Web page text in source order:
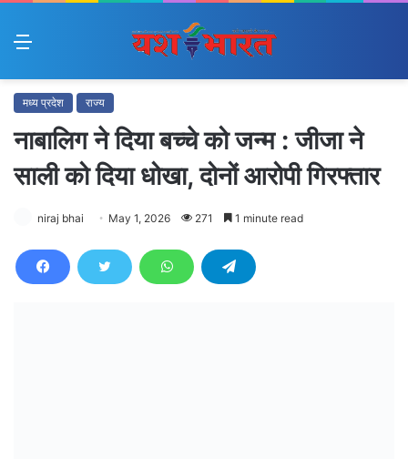
Menu
मध्य प्रदेश राज्य
नाबालिग ने दिया बच्चे को जन्म : जीजा ने
साली को दिया धोखा, दोनों आरोपी गिरफ्तार
niraj bhai May 1, 2026 271 1 minute read